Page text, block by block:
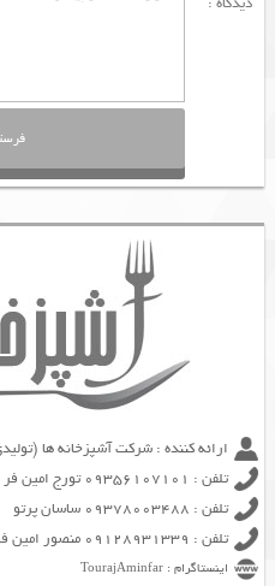
ارائه کننده : شرکت آشپزخانه ها
تلفن : 09356107101 تورج امین فر
تلفن : 09378003488 ساسان پرتو
تلفن : 09128931339 منصور امین فر
اینستاگرام : TourajAminfar